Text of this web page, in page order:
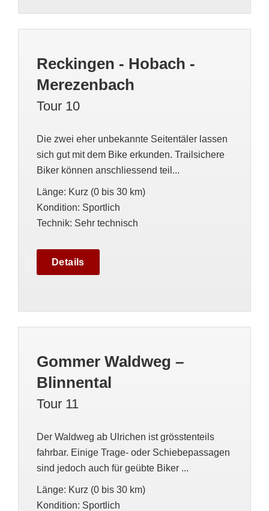
Reckingen - Hobach -
Merezenbach
Tour 10
Die zwei eher unbekannte Seitentäler lassen
sich gut mit dem Bike erkunden. Trailsichere
Biker können anschliessend teil...
Länge: Kurz (0 bis 30 km)
Kondition: Sportlich
Technik: Sehr technisch
Details
Gommer Waldweg –
Blinnental
Tour 11
Der Waldweg ab Ulrichen ist grösstenteils
fahrbar. Einige Trage- oder Schiebepassagen
sind jedoch auch für geübte Biker ...
Länge: Kurz (0 bis 30 km)
Kondition: Sportlich